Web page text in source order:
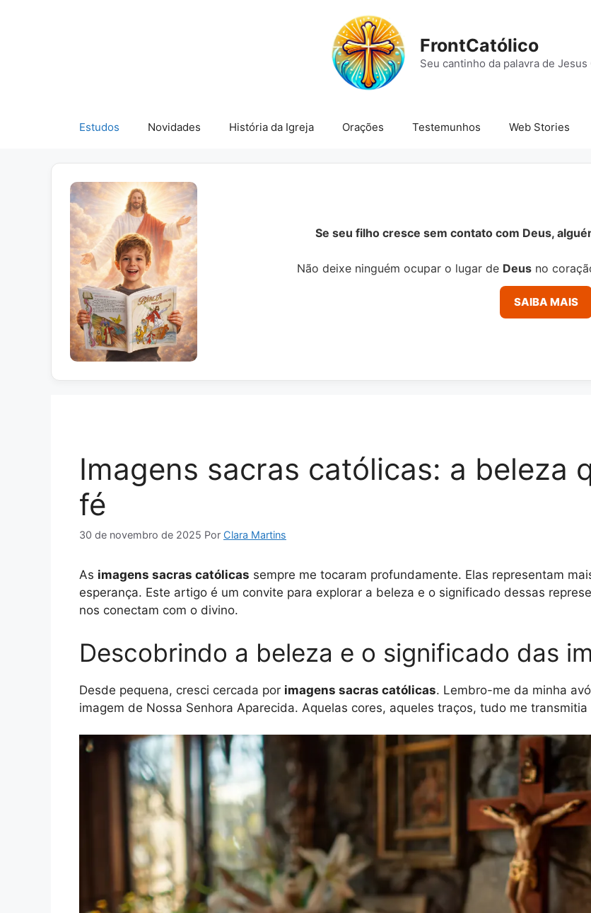
FrontCatólico
Seu cantinho da palavra de Jesus
Estudos Novidades História da Igreja Orações Testemunhos Web Stories
Se seu filho cresce sem contato com Deus,
Não deixe ninguém ocupar o lugar de Deusno
SAIBA MAIS
Imagens sacras católicas: a beleza
fé
30 de novembro de 2025 Por Clara Martins
As imagens sacras católicas sempre me tocaram profundamente. Elas representam
esperança. Este artigo é um convite para explorar a beleza e o significado dessas
nos conectam com o divino.
Descobrindo a beleza e o significado das
Desde pequena, cresci cercada por imagens sacras católicas. Lembro-me da minha
imagem de Nossa Senhora Aparecida. Aquelas cores, aqueles traços, tudo me